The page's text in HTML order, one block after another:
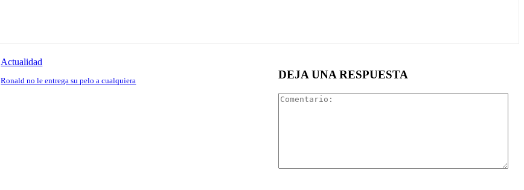
Actualidad
Ronald no le entrega su pelo a cualquiera DEJA UNA RESPUESTA